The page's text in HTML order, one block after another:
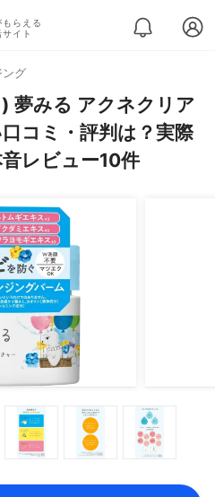
らえる
イト
ング
夢みる アクネクリア
コミ・評判は？実際
レビュー10件